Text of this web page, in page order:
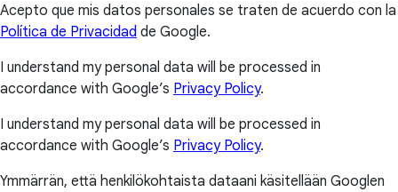
Acepto que mis datos personales se traten de acuerdo con la
Política de Privacidad de Google.
I understand my personal data will be processed in
accordance with Google’s Privacy Policy.
I understand my personal data will be processed in
accordance with Google’s Privacy Policy.
Ymmärrän, että henkilökohtaista dataani käsitellään Googlen